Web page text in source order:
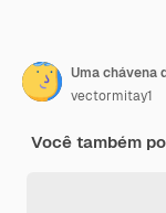
Uma chávena
vectormitay1
Você também